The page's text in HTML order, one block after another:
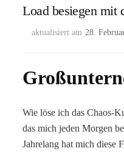
Load besiegen mit
aktualisiert am 28.
Wie löse ich das Chaos-
das mich jeden Morgen
Jahrelang hat mich diese